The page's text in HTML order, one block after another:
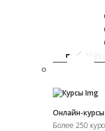
Онлайн-курсы
Более 250